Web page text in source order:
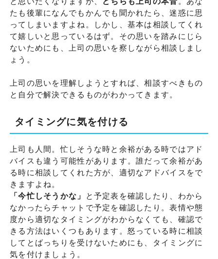
たも後輩になんでもかんでも聞かれたら、迷惑に思
ってしまいますよね。しかし、基本は相談してくれ
て嬉しいと思っているはず。その思いを踏みにじら
ないためにも、上司の思いを察しながら相談しまし
ょう。
上司の思いを理解しようとすれば、相談すべきもの
と自分で解決できるものがわかってきます。
タイミングに気を付ける
上司も人間。忙しそうな時と余裕がある時ではアド
バイスも違う可能性があります。誰だって余裕があ
る時に相談してくれた方が、適切なアドバイスをで
きますよね。
「今忙しそうかな」
と予定表を確認したり、わから
なかったらチャットで予定を確認したり。表情や態
度から適切なタイミングがわからなくても、確認で
きる方法はいくつもあります。怒っている時に相談
してとばっちりを受けないためにも、タイミングに
気を付けましょう。